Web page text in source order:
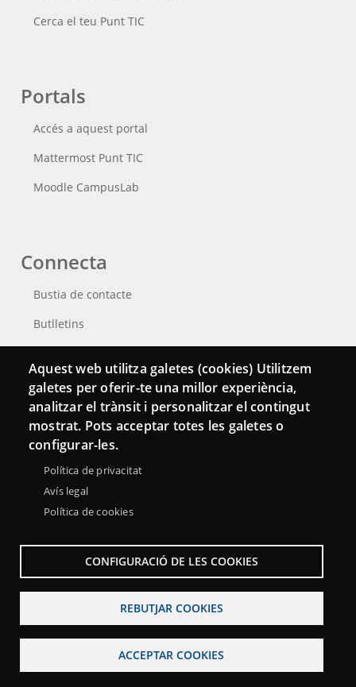
Cerca el teu Punt TIC
Portals
Accés a aquest portal
Mattermost Punt TIC
Moodle CampusLab
Connecta
Bustia de contacte
Butlletins
Aquest web utilitza galetes (cookies) Utilitzem
galetes per oferir-te una millor experiència,
analitzar el trànsit i personalitzar el contingut
mostrat. Pots acceptar totes les galetes o
configurar-les.
Política de privacitat
Avís legal
Política de cookies
CONFIGURACIÓ DE LES COOKIES
REBUTJAR COOKIES
ACCEPTAR COOKIES
Footer
Mapa web